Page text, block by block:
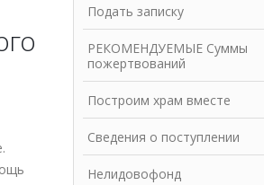
Подать записку
РЕКОМЕНДУЕМЫЕ Суммы
пожертвований
Построим храм вместе
Сведения о поступлении
Нелидовофонд